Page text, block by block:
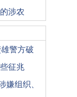
涉农
警方破
征兆
嫌组织、